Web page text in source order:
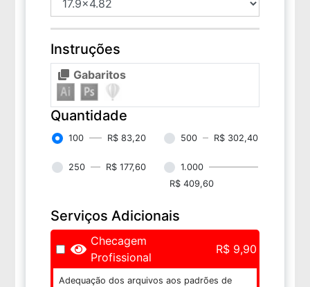
Instruções
Gabaritos
Quantidade
100 R$ 83,20 500 R$ 302,40
250 R$ 177,60
1.000
R$ 409,60
Serviços Adicionais
Checagem
Profissional
R$ 9,90
Adequação dos arquivos aos padrões de